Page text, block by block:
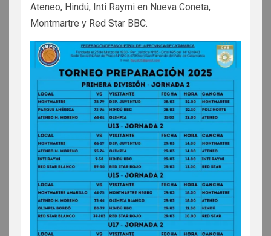
Ateneo, Hindú, Inti Raymi en Nueva Coneta,
Montmartre y Red Star BBC.